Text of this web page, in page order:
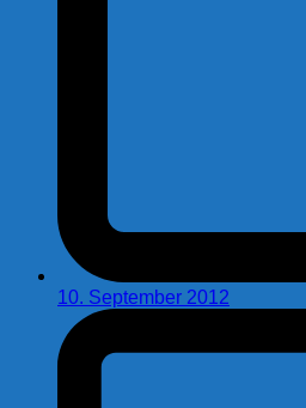
10. September 2012